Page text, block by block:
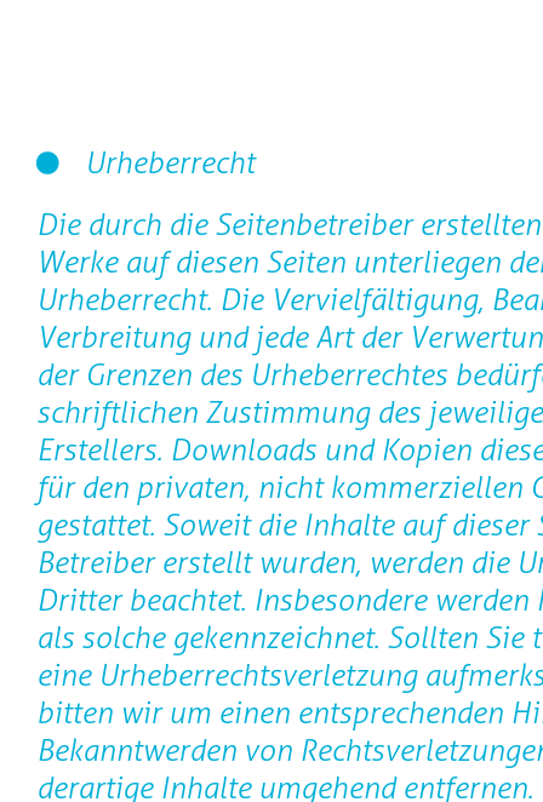
Urheberrecht
Die durch die Seitenbetreiber
Werke auf diesen Seiten unterliegen
Urheberrecht. Die Vervielfältigung,
Verbreitung und jede Art der
der Grenzen des Urheberrechtes
schriftlichen Zustimmung des
Erstellers. Downloads und Kopien
für den privaten, nicht kommerziellen
gestattet. Soweit die Inhalte auf dieser
Betreiber erstellt wurden, werden die
Dritter beachtet. Insbesondere
als solche gekennzeichnet. Sollten Sie
eine Urheberrechtsverletzung
bitten wir um einen entsprechenden
Bekanntwerden von
derartige Inhalte umgehend entfernen.